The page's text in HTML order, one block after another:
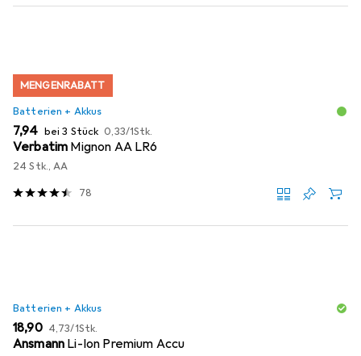
MENGENRABATT
Batterien + Akkus
EUR
7,94 bei 3 Stück EUR
0,33/1Stk.
Verbatim Mignon AA LR6
24 Stk., AA
78
Batterien + Akkus
EUR
18,90 EUR
4,73/1Stk.
Ansmann Li-Ion Premium Accu